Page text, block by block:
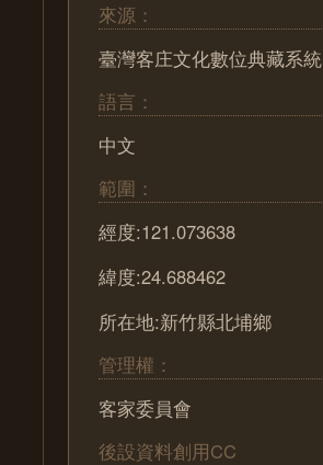
來源：
臺灣客庄文化數位典藏系統
語言：
中文
範圍：
經度:121.073638
緯度:24.688462
所在地:新竹縣北埔鄉
管理權：
客家委員會
後設資料創用CC